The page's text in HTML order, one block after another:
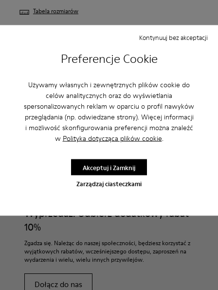
Preferencje Cookie
Używamy własnych i zewnętrznych plików cookie do
celów analitycznych oraz do wyświetlania
spersonalizowanych reklam w oparciu o profil nawyków
przeglądania (np. odwiedzane strony). Więcej informacji
i możliwość skonfigurowania preferencji można znaleźć
w Polityka dotycząca plików cookie.
Zarządzaj ciasteczkami
Kontynuuj bez akceptacji
Akceptuj i Zamknij
Tabela rozmiarów
Skorzystaj z bezpłatnej dostawy standardowej i do sklepu
przy zakupach powyżej200 PLN
2-letni okres gwarancji.
Konserwacja Produktu
Wyprzedaż: Odbierz dodatkowy rabat
10%
Zgadza się. Należąc do naszej społeczności, będziesz korzystać z
wyjątkowych rabatów, wcześniejszego dostępu, zaproszeń na
wydarzenia i wielu, wielu innych przywilejów.
Dołącz do nas